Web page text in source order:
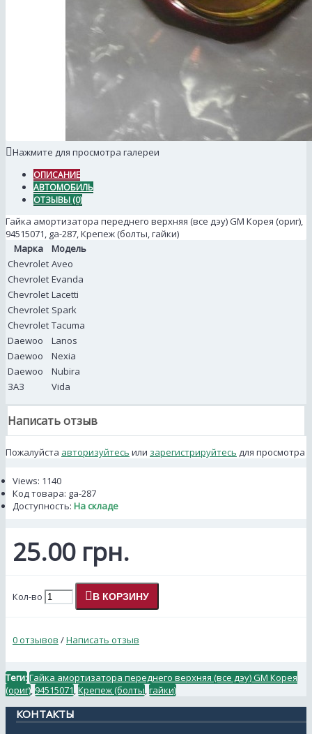
Нажмите для просмотра галереи
ОПИСАНИЕ
АВТОМОБИЛЬ
ОТЗЫВЫ (0)
Гайка амортизатора переднего верхняя (все дэу) GM Корея (ориг),
94515071, ga-287, Крепеж (болты, гайки)
Марка
Модель
Chevrolet Aveo
Chevrolet Evanda
Chevrolet Lacetti
Chevrolet Spark
Chevrolet Tacuma
Daewoo
Lanos
Daewoo
Nexia
Daewoo
Nubira
ЗАЗ
Vida
Написать отзыв
Пожалуйста авторизуйтесь или зарегистрируйтесь для просмотра
Views: 1140
Код товара: ga-287
Доступность: На складе
25.00 грн.
Кол-во В КОРЗИНУ
0 отзывов /Написать отзыв
Теги:Гайка амортизатора переднего верхняя (все дэу) GM Корея
(ориг) 94515071 Крепеж (болты гайки)
КОНТАКТЫ